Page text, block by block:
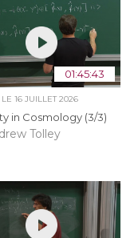
01:45:43
16 JUILLET 2026
in Cosmology (3/3)
Tolley